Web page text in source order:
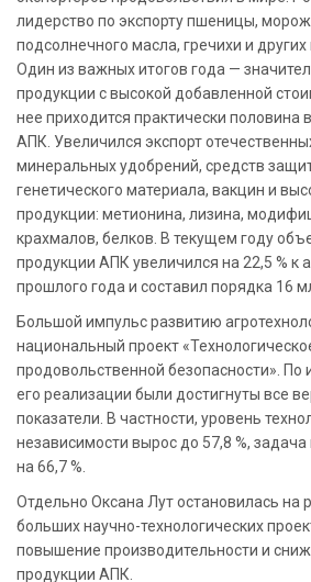
лидерство по экспорту пшеницы,
подсолнечного масла, гречихи и
Один из важных итогов года —
продукции с высокой добавленной
нее приходится практически половина
АПК. Увеличился экспорт
минеральных удобрений, средств
генетического материала, вакцин и
продукции: метионина, лизина,
крахмалов, белков. В текущем году
продукции АПК увеличился на 22,5 % к
прошлого года и составил порядка 16
Большой импульс развитию
национальный проект
продовольственной безопасности». По
его реализации были достигнуты все
показатели. В частности, уровень
независимости вырос до 57,8 %,
на 66,7 %.
Отдельно Оксана Лут остановилась на
больших научно-технологических
повышение производительности и
продукции АПК.